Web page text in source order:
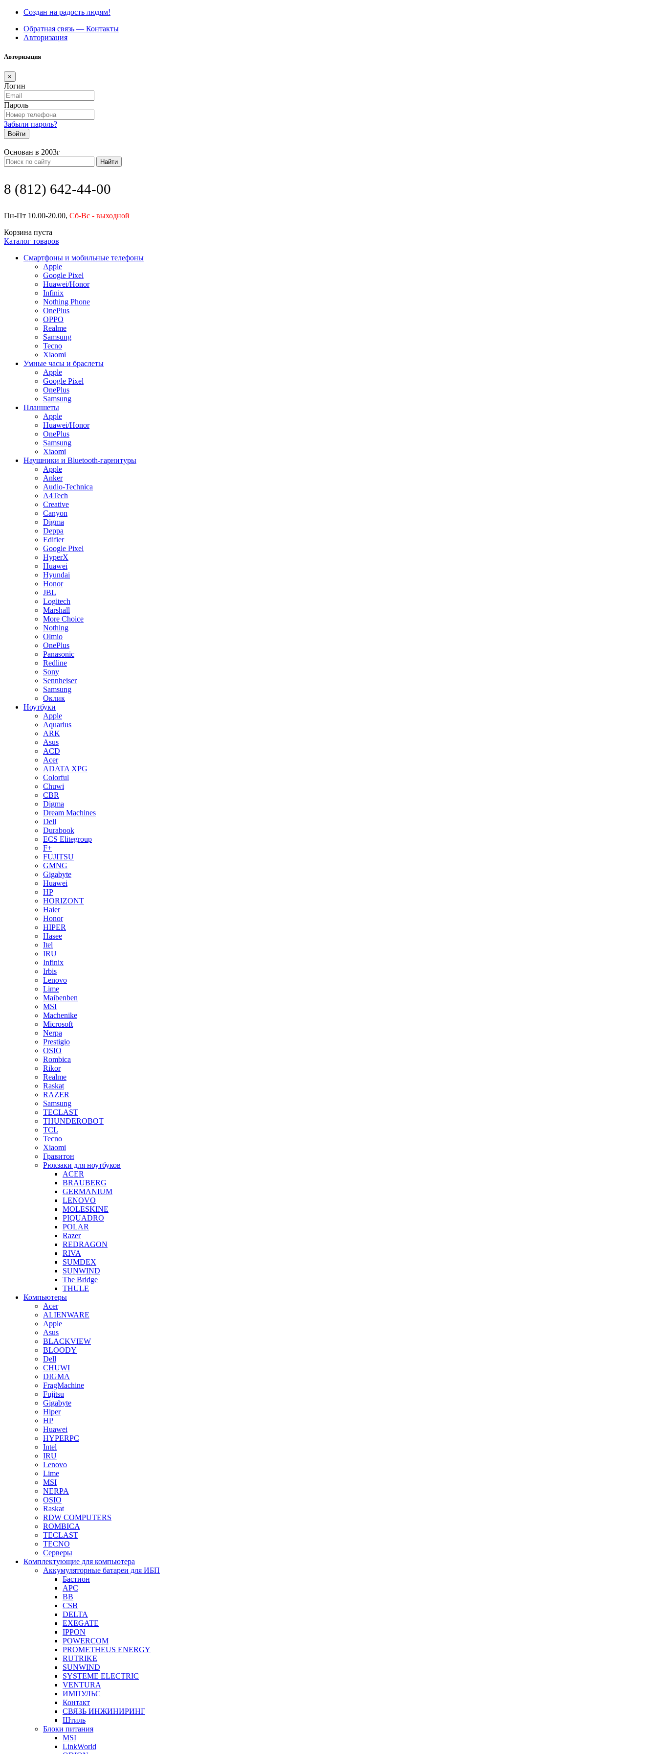
Создан на радость людям!
Обратная связь — Контакты
Авторизация
Авторизация
×
Логин
Пароль
Забыли пароль?
Войти
Основан в 2003г
Найти
8 (812) 642-44-00
Пн-Пт 10.00-20.00, Сб-Вс - выходной
Корзина пуста
Каталог товаров
Смартфоны и мобильные телефоны
Apple
Google Pixel
Huawei/Honor
Infinix
Nothing Phone
OnePlus
OPPO
Realme
Samsung
Tecno
Xiaomi
Умные часы и браслеты
Apple
Google Pixel
OnePlus
Samsung
Планшеты
Apple
Huawei/Honor
OnePlus
Samsung
Xiaomi
Наушники и Bluetooth-гарнитуры
Apple
Anker
Audio-Technica
A4Tech
Creative
Canyon
Digma
Deppa
Edifier
Google Pixel
HyperX
Huawei
Hyundai
Honor
JBL
Logitech
Marshall
More Choice
Nothing
Olmio
OnePlus
Panasonic
Redline
Sony
Sennheiser
Samsung
Оклик
Ноутбуки
Apple
Aquarius
ARK
Asus
ACD
Acer
ADATA XPG
Colorful
Chuwi
CBR
Digma
Dream Machines
Dell
Durabook
ECS Elitegroup
F+
FUJITSU
GMNG
Gigabyte
Huawei
HP
HORIZONT
Haier
Honor
HIPER
Hasee
Itel
IRU
Infinix
Irbis
Lenovo
Lime
Maibenben
MSI
Machenike
Microsoft
Nerpa
Prestigio
OSIO
Rombica
Rikor
Realme
Raskat
RAZER
Samsung
TECLAST
THUNDEROBOT
TCL
Tecno
Xiaomi
Гравитон
Рюкзаки для ноутбуков
ACER
BRAUBERG
GERMANIUM
LENOVO
MOLESKINE
PIQUADRO
POLAR
Razer
REDRAGON
RIVA
SUMDEX
SUNWIND
The Bridge
THULE
Компьютеры
Acer
ALIENWARE
Apple
Asus
BLACKVIEW
BLOODY
Dell
CHUWI
DIGMA
FragMachine
Fujitsu
Gigabyte
Hiper
HP
Huawei
HYPERPC
Intel
IRU
Lenovo
Lime
MSI
NERPA
OSIO
Raskat
RDW COMPUTERS
ROMBICA
TECLAST
TECNO
Серверы
Комплектующие для компьютера
Аккумуляторные батареи для ИБП
Бастион
APC
BB
CSB
DELTA
EXEGATE
IPPON
POWERCOM
PROMETHEUS ENERGY
RUTRIKE
SUNWIND
SYSTEME ELECTRIC
VENTURA
ИМПУЛЬС
Контакт
СВЯЗЬ ИНЖИНИРИНГ
Штиль
Блоки питания
MSI
LinkWorld